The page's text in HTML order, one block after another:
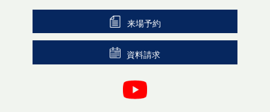
来場予約
資料請求